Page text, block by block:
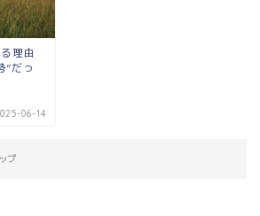
理由
”だっ
06-14
プ